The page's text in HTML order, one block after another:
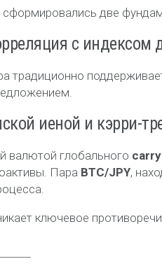
две
с индексом
традиционно
иеной и кэрри-
валютой глобального
Пара BTC/JPY,
ключевое